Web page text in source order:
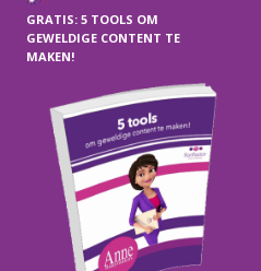
GRATIS: 5 TOOLS OM
GEWELDIGE CONTENT TE
MAKEN!